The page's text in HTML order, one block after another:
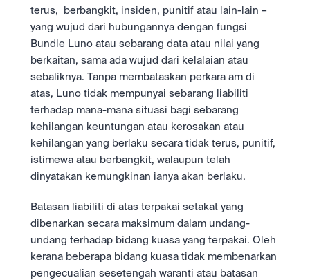
terus,  berbangkit, insiden, punitif atau lain-lain –
yang wujud dari hubungannya dengan fungsi
Bundle Luno atau sebarang data atau nilai yang
berkaitan, sama ada wujud dari kelalaian atau
sebaliknya. Tanpa membataskan perkara am di
atas, Luno tidak mempunyai sebarang liabiliti
terhadap mana-mana situasi bagi sebarang
kehilangan keuntungan atau kerosakan atau
kehilangan yang berlaku secara tidak terus, punitif,
istimewa atau berbangkit, walaupun telah
dinyatakan kemungkinan ianya akan berlaku.
Batasan liabiliti di atas terpakai setakat yang
dibenarkan secara maksimum dalam undang-
undang terhadap bidang kuasa yang terpakai. Oleh
kerana beberapa bidang kuasa tidak membenarkan
pengecualian sesetengah waranti atau batasan